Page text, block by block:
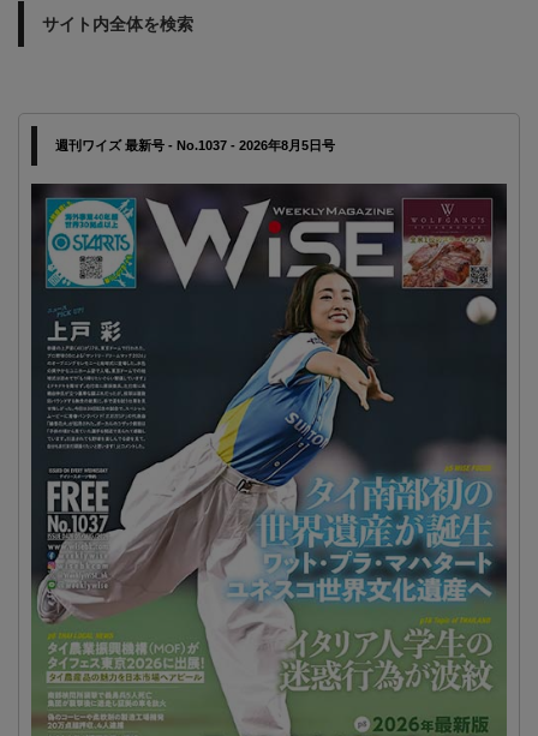
サイト内全体を検索
週刊ワイズ 最新号 - No.1037 - 2026年8月5日号